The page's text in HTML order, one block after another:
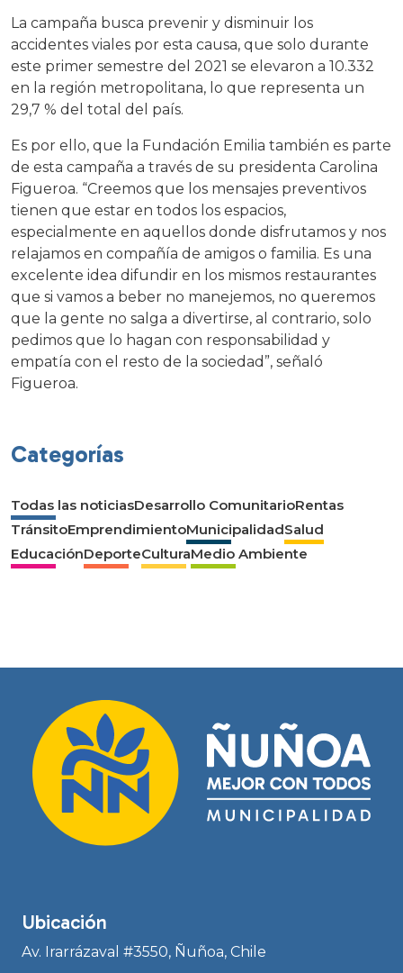
La campaña busca prevenir y disminuir los
accidentes viales por esta causa, que solo durante
este primer semestre del 2021 se elevaron a 10.332
en la región metropolitana, lo que representa un
29,7 % del total del país.
Es por ello, que la Fundación Emilia también es parte
de esta campaña a través de su presidenta Carolina
Figueroa. “Creemos que los mensajes preventivos
tienen que estar en todos los espacios,
especialmente en aquellos donde disfrutamos y nos
relajamos en compañía de amigos o familia. Es una
excelente idea difundir en los mismos restaurantes
que si vamos a beber no manejemos, no queremos
que la gente no salga a divertirse, al contrario, solo
pedimos que lo hagan con responsabilidad y
empatía con el resto de la sociedad”, señaló
Figueroa.
Categorías
Todas las noticiasDesarrollo ComunitarioRentas
TránsitoEmprendimientoMunicipalidadSalud
EducaciónDeporteCulturaMedio Ambiente
Ubicación
Av. Irarrázaval #3550, Ñuñoa, Chile